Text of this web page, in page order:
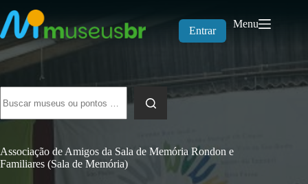
para
o
conteúdo
Entrar
Menu
resultados
Associação de Amigos da Sala de Memória Rondon e
Familiares (Sala de Memória)